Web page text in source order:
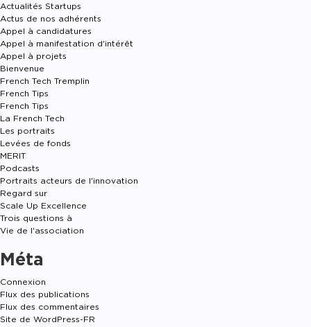
Actualités Startups
Actus de nos adhérents
Appel à candidatures
Appel à manifestation d'intérêt
Appel à projets
Bienvenue
French Tech Tremplin
French Tips
French Tips
La French Tech
Les portraits
Levées de fonds
MERIT
Podcasts
Portraits acteurs de l'innovation
Regard sur
Scale Up Excellence
Trois questions à
Vie de l'association
Méta
Connexion
Flux des publications
Flux des commentaires
Site de WordPress-FR